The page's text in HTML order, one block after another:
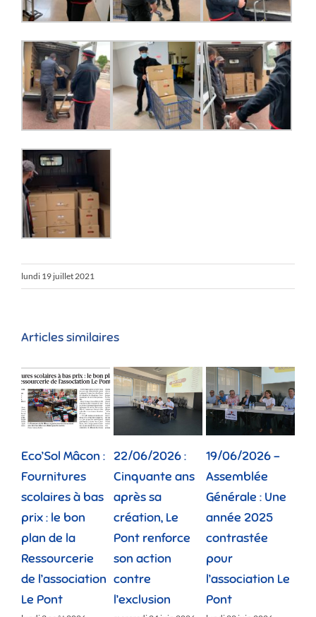
lundi 19 juillet 2021
Articles similaires
Eco’Sol Mâcon :
Fournitures
scolaires à bas
prix : le bon
plan de la
Ressourcerie
de l’association
Le Pont
22/06/2026 :
Cinquante ans
après sa
création, Le
Pont renforce
son action
contre
l’exclusion
19/06/2026 –
Assemblée
Générale : Une
année 2025
contrastée
pour
l’association Le
Pont